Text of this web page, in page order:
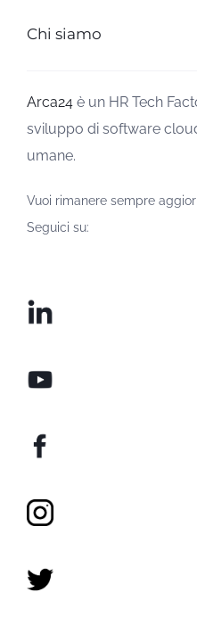
Chi siamo
Arca24è un HR Tech
sviluppo di software
umane.
Vuoi rimanere sempre
Seguici su: